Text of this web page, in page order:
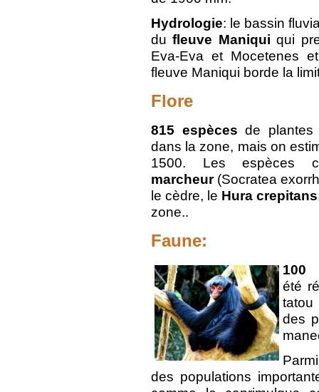
Hydrologie: le bassin
dufleuve Maniquiqui
Eva-Eva et Mocetenes
fleuve Maniqui borde la
Flore
815 espèces de plantes
dans la zone, mais on
1500. Les espèces
marcheur(Socratea
le cèdre, le Hura crepitans
zone..
Faune:
été
tatou
des
des populations